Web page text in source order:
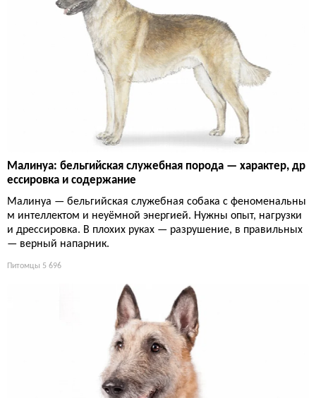
Малинуа: бельгийская служебная порода — характер, др
ессировка и содержание
Малинуа — бельгийская служебная собака с феноменальны
м интеллектом и неуёмной энергией. Нужны опыт, нагрузки
и дрессировка. В плохих руках — разрушение, в правильных
— верный напарник.
Питомцы 5 696